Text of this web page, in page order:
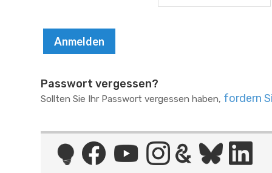
Passwort vergessen?
Sollten Sie Ihr Passwort vergessen haben, fordern